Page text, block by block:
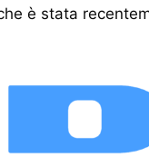
è stata